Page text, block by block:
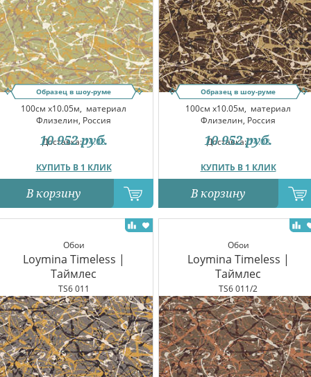
Образец в шоу-руме
100см x10.05м, материал
Флизелин, Россия
Доставка:14.08
КУПИТЬ В 1 КЛИК
10 952 руб.
В корзину
Образец в шоу-руме
100см x10.05м, материал
Флизелин, Россия
Доставка:14.08
КУПИТЬ В 1 КЛИК
10 952 руб.
В корзину
Обои
Loymina Timeless |
Таймлес
TS6 011
Обои
Loymina Timeless |
Таймлес
TS6 011/2